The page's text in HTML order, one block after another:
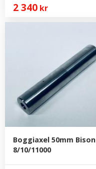
2 340 kr
Boggiaxel 50mm Bison
8/10/11000